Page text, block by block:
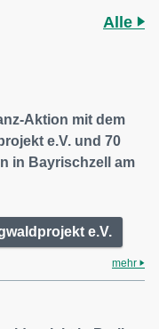
Alle
Aktion mit dem
e.V. und 70
in Bayrischzell am
e.V.
mehr